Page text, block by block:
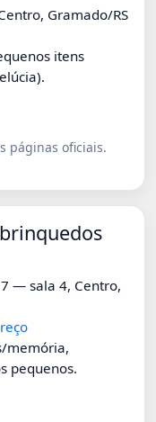
Gramado/RS
itens
páginas oficiais.
— sala 4, Centro,
memória,
pequenos.